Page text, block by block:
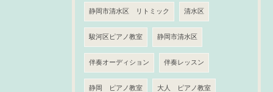
静岡市清水区 リトミック 清水区
駿河区ピアノ教室 静岡市清水区
伴奏オーディション 伴奏レッスン
静岡 ピアノ教室 大人 ピアノ教室